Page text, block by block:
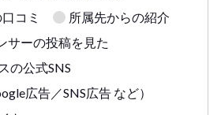
コミ
所属先からの紹介
サーの投稿を見た
の公式SNS
広告／SNS広告 など）